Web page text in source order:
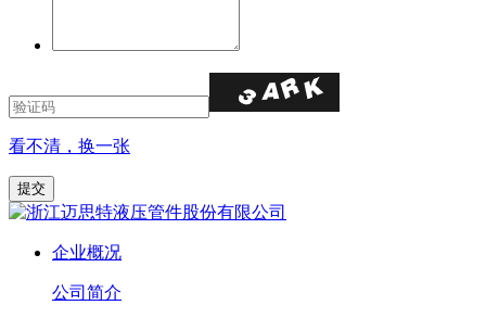
看不清，换一张
企业概况
公司简介